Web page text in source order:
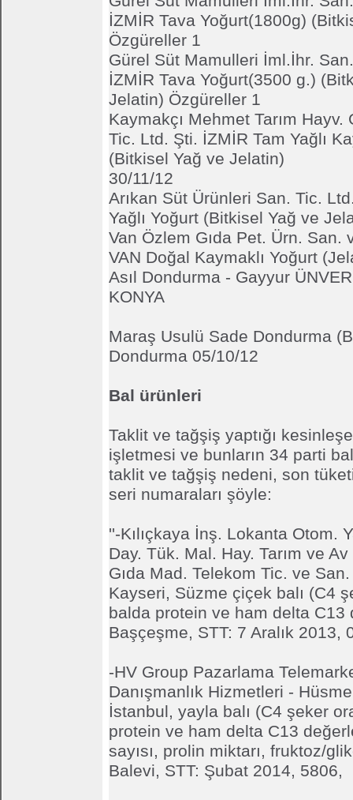
İZMİR Tava Yoğurt(1800g)
Özgüreller 1
Gürel Süt Mamulleri İml.İhr.
İZMİR Tava Yoğurt(3500 g.)
Jelatin) Özgüreller 1
Kaymakçı Mehmet Tarım Hayv.
Tic. Ltd. Şti. İZMİR Tam Yağlı
(Bitkisel Yağ ve Jelatin)
30/11/12
Arıkan Süt Ürünleri San. Tic.
Yağlı Yoğurt (Bitkisel Yağ ve
Van Özlem Gıda Pet. Ürn. San.
VAN Doğal Kaymaklı Yoğurt
Asıl Dondurma - Gayyur ÜNVER
KONYA
Maraş Usulü Sade Dondurma
Dondurma 05/10/12
Bal ürünleri
Taklit ve tağşiş yaptığı
işletmesi ve bunların 34 parti
taklit ve tağşiş nedeni, son
seri numaraları şöyle:
''-Kılıçkaya İnş. Lokanta Otom.
Day. Tük. Mal. Hay. Tarım ve
Gıda Mad. Telekom Tic. ve
Kayseri, Süzme çiçek balı (C4
balda protein ve ham delta C13
Başçeşme, STT: 7 Aralık 2013,
-HV Group Pazarlama
Danışmanlık Hizmetleri -
İstanbul, yayla balı (C4 şeker
protein ve ham delta C13
sayısı, prolin miktarı, fruktoz/
Balevi, STT: Şubat 2014, 5806,